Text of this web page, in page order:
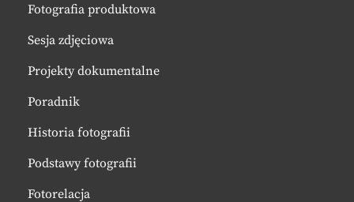
Fotografia produktowa
Sesja zdjęciowa
Projekty dokumentalne
Poradnik
Historia fotografii
Podstawy fotografii
Fotorelacja